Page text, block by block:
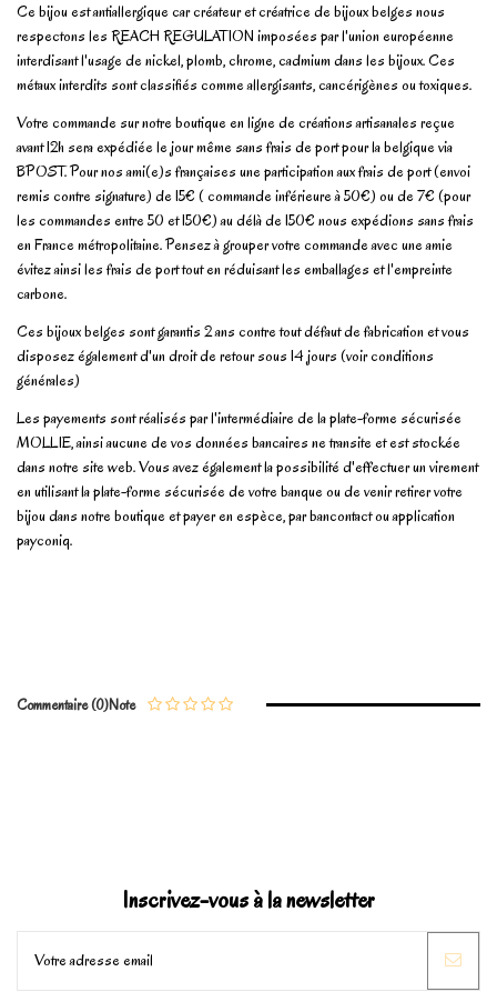
Ce bijou est antiallergique car créateur et créatrice de bijoux belges nous
respectons les REACH REGULATION imposées par l'union européenne
interdisant l'usage de nickel, plomb, chrome, cadmium dans les bijoux. Ces
métaux interdits sont classifiés comme allergisants, cancérigènes ou toxiques.
Votre commande sur notre boutique en ligne de créations artisanales reçue
avant 12h sera expédiée le jour même sans frais de port pour la belgique via
BPOST. Pour nos ami(e)s françaises une participation aux frais de port (envoi
remis contre signature) de 15€ ( commande inférieure à 50€) ou de 7€ (pour
les commandes entre 50 et 150€) au délà de 150€ nous expédions sans frais
en France métropolitaine. Pensez à grouper votre commande avec une amie
évitez ainsi les frais de port tout en réduisant les emballages et l'empreinte
carbone.
Ces bijoux belges sont garantis 2 ans contre tout défaut de fabrication et vous
disposez également d'un droit de retour sous 14 jours (voir conditions
générales)
Les payements sont réalisés par l'intermédiaire de la plate-forme sécurisée
MOLLIE, ainsi aucune de vos données bancaires ne transite et est stockée
dans notre site web. Vous avez également la possibilité d'effectuer un virement
en utilisant la plate-forme sécurisée de votre banque ou de venir retirer votre
bijou dans notre boutique et payer en espèce, par bancontact ou application
payconiq.
Marque
Note
Commentaire (0)
Inscrivez-vous à la newsletter